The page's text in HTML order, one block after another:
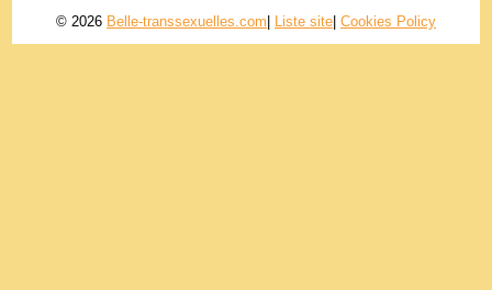
© 2026 Belle-transsexuelles.com Liste site Cookies Policy